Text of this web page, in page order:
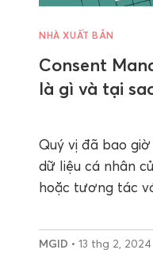
NHÀ XUẤT BẢN
Consent
là gì và tại
Quý vị đã bao
dữ liệu cá nhân
hoặc tương tác
MGID • 13 thg 2, 2024